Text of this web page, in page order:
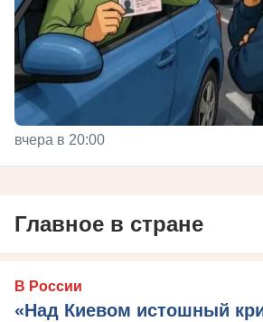
вчера в 20:00
Главное в стране
В России
«Над Киевом истошный